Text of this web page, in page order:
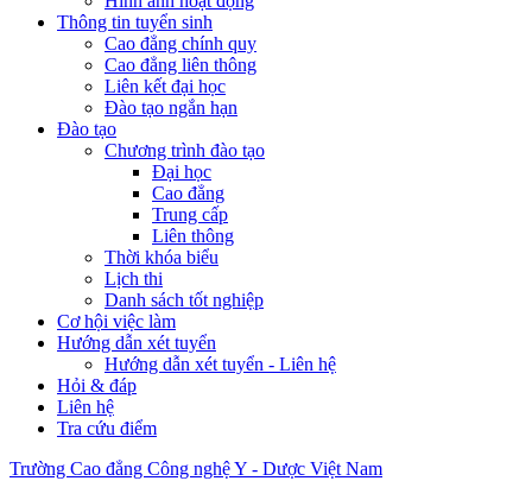
Thông tin tuyển sinh
Cao đẳng chính quy
Cao đẳng liên thông
Liên kết đại học
Đào tạo ngắn hạn
Đào tạo
Chương trình đào tạo
Đại học
Cao đẳng
Trung cấp
Liên thông
Thời khóa biểu
Lịch thi
Danh sách tốt nghiệp
Cơ hội việc làm
Hướng dẫn xét tuyển
Hướng dẫn xét tuyển - Liên hệ
Hỏi & đáp
Liên hệ
Tra cứu điểm
Trường Cao đẳng Công nghệ Y - Dược Việt Nam